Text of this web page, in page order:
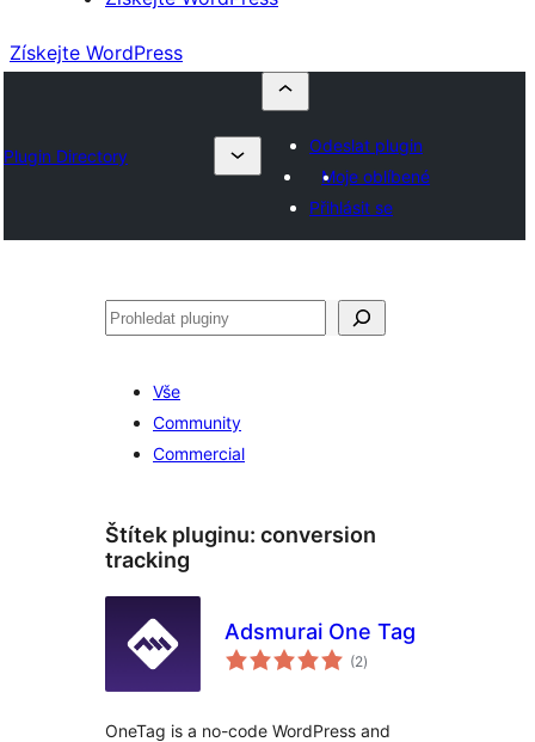
Získejte WordPress
Plugin Directory
Odeslat plugin
Moje oblíbené
Přihlásit se
Hledat
Vše
Community
Commercial
Štítek pluginu: conversion
tracking
Adsmurai One Tag
(2celkové
hodnocení
)
OneTag is a no-code WordPress and